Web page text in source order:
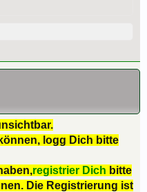
logg Dich bitte
registrier Dich bitte
Die Registrierung ist